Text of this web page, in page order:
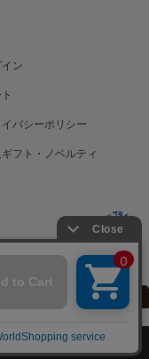
イン
イバシーポリシー
フト・ノベルティ
お問い合わせ